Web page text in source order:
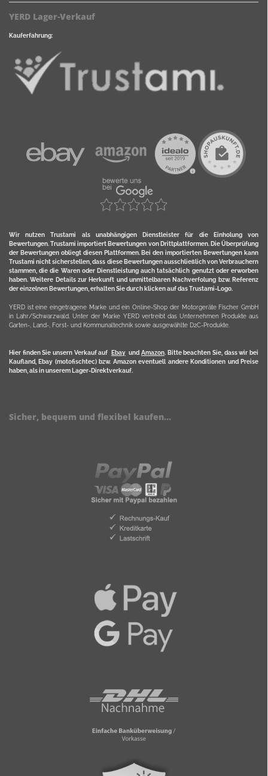
YERD Lager-Verkauf
Kauferfahrung:
Wir nutzen Trustami als unabhängigen Dienstleister für die Einholung von
Bewertungen. Trustami importiert Bewertungen von Drittplattformen. Die Überprüfung
der Bewertungen obliegt diesen Plattformen. Bei den importierten Bewertungen kann
Trustami nicht sicherstellen, dass diese Bewertungen ausschließlich von Verbrauchern
stammen, die die Waren oder Dienstleistung auch tatsächlich genutzt oder erworben
haben. Weitere Details zur Herkunft und unmittelbaren Nachverfolung bzw. Referenz
der einzelnen Bewertungen, erhalten Sie durch klicken auf das Trustami-Logo.
YERD ist eine eingetragene Marke und ein Online-Shop der Motorgeräte Fischer GmbH
in Lahr/Schwarzwald. Unter der Marke YERD vertreibt das Unternehmen Produkte aus
Garten-, Land-, Forst- und Kommunaltechnik sowie ausgewählte D2C-Produkte.
Hier finden Sie unsern Verkauf auf Ebayund Amazon. Bitte beachten Sie, dass wir bei
Kaufland, Ebay (motofischtec) bzw. Amazon eventuell andere Konditionen und Preise
haben, als in unserem Lager-Direktverkauf.
Sicher, bequem und flexibel kaufen...